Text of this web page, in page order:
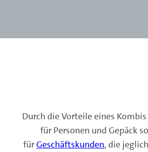
Durch die Vorteile eines
für Personen und Gepäck
fürGeschäftskunden, die